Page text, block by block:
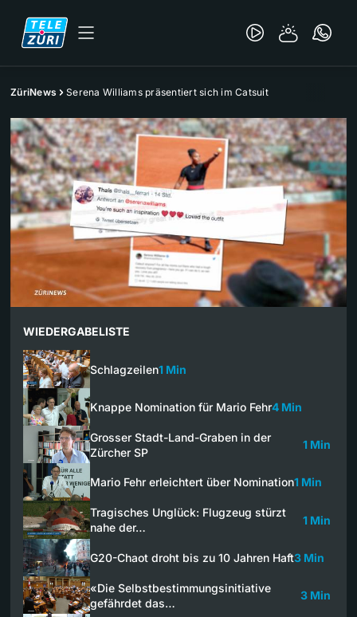
ZüriNews Serena Williams präsentiert sich im Catsuit
WIEDERGABELISTE
Schlagzeilen1 Min
Knappe Nomination für Mario Fehr4 Min
Grosser Stadt-Land-Graben in der
Zürcher SP
1 Min
Mario Fehr erleichtert über Nomination1 Min
Tragisches Unglück: Flugzeug stürzt
nahe der…
1 Min
G20-Chaot droht bis zu 10 Jahren Haft3 Min
«Die Selbstbestimmungsinitiative
gefährdet das…
3 Min